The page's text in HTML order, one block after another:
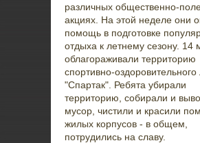
различных общественно-
акциях. На этой неделе они
помощь в подготовке
отдыха к летнему сезону. 14
облагораживали территорию
спортивно-оздоровительного
"Спартак". Ребята убирали
территорию, собирали и
мусор, чистили и красили
жилых корпусов - в общем,
потрудились на славу.